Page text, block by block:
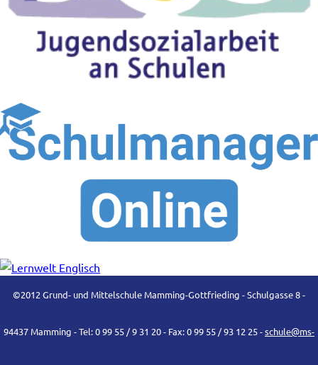
©2012 Grund- und Mittelschule Mamming-Gottfrieding - Schulgasse 8 -
94437 Mamming - Tel: 0 99 55 / 9 31 20 - Fax: 0 99 55 / 93 12 25 -schule@ms-